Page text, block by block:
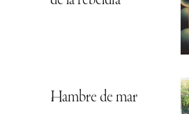
Hambre de mar